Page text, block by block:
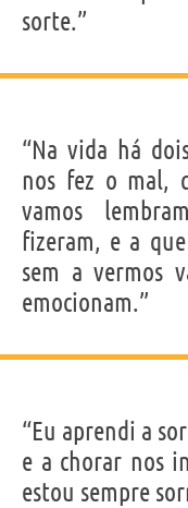
sorte.”
“Na vida há
nos fez o mal,
vamos
fizeram, e a
sem a vermos
emocionam.”
“Eu aprendi a
e a chorar nos
estou sempre